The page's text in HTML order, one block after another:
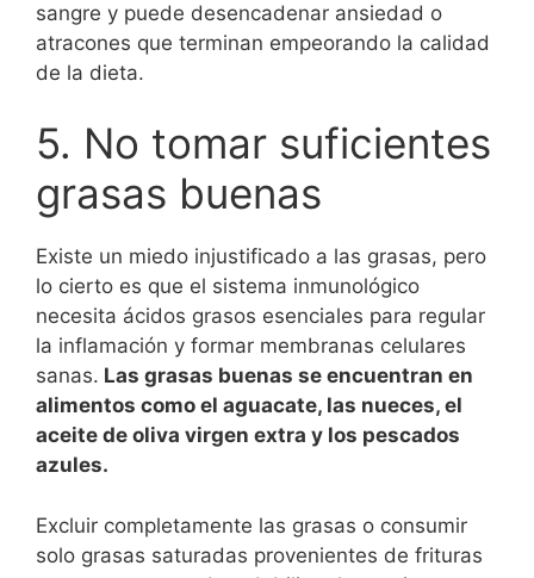
sangre y puede desencadenar ansiedad o
atracones que terminan empeorando la calidad
de la dieta.
5. No tomar suficientes
grasas buenas
Existe un miedo injustificado a las grasas, pero
lo cierto es que el sistema inmunológico
necesita ácidos grasos esenciales para regular
la inflamación y formar membranas celulares
sanas. Las grasas buenas se encuentran en
alimentos como el aguacate, las nueces, el
aceite de oliva virgen extra y los pescados
azules.
Excluir completamente las grasas o consumir
solo grasas saturadas provenientes de frituras